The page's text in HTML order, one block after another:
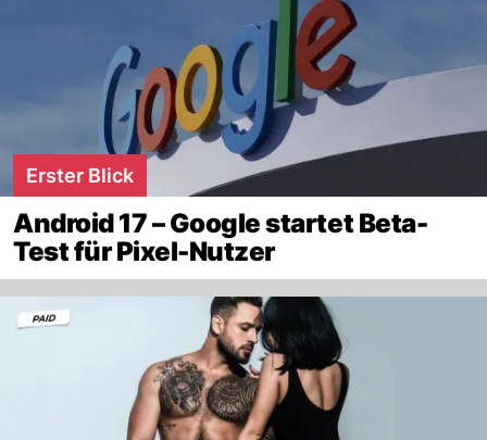
Erster Blick
Android 17 – Google startet Beta-
Test für Pixel-Nutzer